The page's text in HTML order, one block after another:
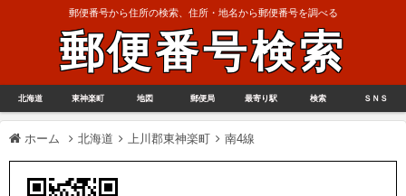
郵便番号から住所の検索、住所・地名から郵便番号を調べる
郵便番号検索
北海道 東神楽町 地図 郵便局 最寄り駅 検索 ＳＮＳ
ホーム 北海道 上川郡東神楽町 南4線